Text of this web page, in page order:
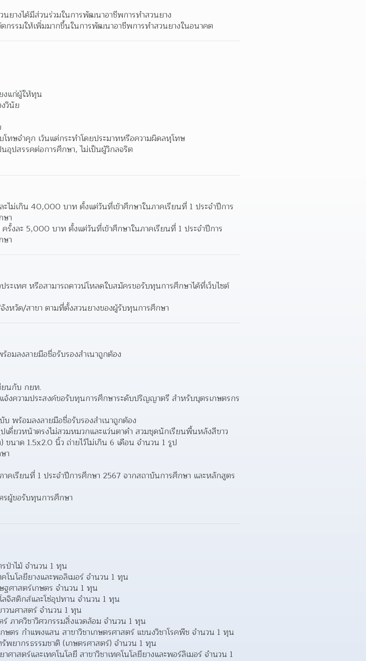
นยางได้มีส่วนร่วมในการพัฒนาอาชีพการทำสวนยาง
กรรมให้เพิ่มมากขึ้นในการพัฒนาอาชีพการทำสวนยางในอนาคต
งแก่ผู้ให้ทุน
วินัย
ทษจำคุก เว้นแต่กระทำโดยประมาทหรือความผิดลหุโทษ
อุปสรรคต่อการศึกษา, ไม่เป็นผู้วิกลจริต
ะไม่เกิน 40,000 บาท ตั้งแต่วันที่เข้าศึกษาในภาคเรียนที่ 1 ประจำปีการ
ษา
ครั้งละ 5,000 บาท ตั้งแต่วันที่เข้าศึกษาในภาคเรียนที่ 1 ประจำปีการ
ษา
เทศ หรือสามารถดาวน์โหลดใบสมัครขอรับทุนการศึกษาได้ที่เว็บไซต์
หวัด/สาขา ตามที่ตั้งสวนยางของผู้รับทุนการศึกษา
อมลงลายมือชื่อรับรองสำเนาถูกต้อง
ยนกับ กยท.
งความประสงค์ขอรับทุนการศึกษาระดับปริญญาตรี สำหรับบุตรเกษตรกร
พร้อมลงลายมือชื่อรับรองสำเนาถูกต้อง
ดี่ยวหน้าตรงไม่สวมหมวกและแว่นตาดำ สวมชุดนักเรียนพื้นหลังสีขาว
าด 1.5x2.0 นิ้ว ถ่ายไว้ไม่เกิน 6 เดือน จำนวน 1 รูป
า
คเรียนที่ 1 ประจำปีการศึกษา 2567 จากสถาบันการศึกษา และหลักสูตร
รผู้ขอรับทุนการศึกษา
ป่าไม้ จำนวน 1 ทุน
โนโลยียางและพอลิเมอร์ จำนวน 1 ทุน
ฐศาสตร์เกษตร จำนวน 1 ทุน
จิสติกส์และโซ่อุปทาน จำนวน 1 ทุน
วนศาสตร์ จำนวน 1 ทุน
ภาควิชาวิศวกรรมสิ่งแวดล้อม จำนวน 1 ทุน
ตร กำแพงแสน สาขาวิชาเกษตรศาสตร์ แขนงวิชาโรคพืช จำนวน 1 ทุน
ยากรธรรมชาติ (เกษตรศาสตร์) จำนวน 1 ทุน
สตร์และเทคโนโลยี สาขาวิชาเทคโนโลยียางและพอร์ลิเมอร์ จำนวน 1